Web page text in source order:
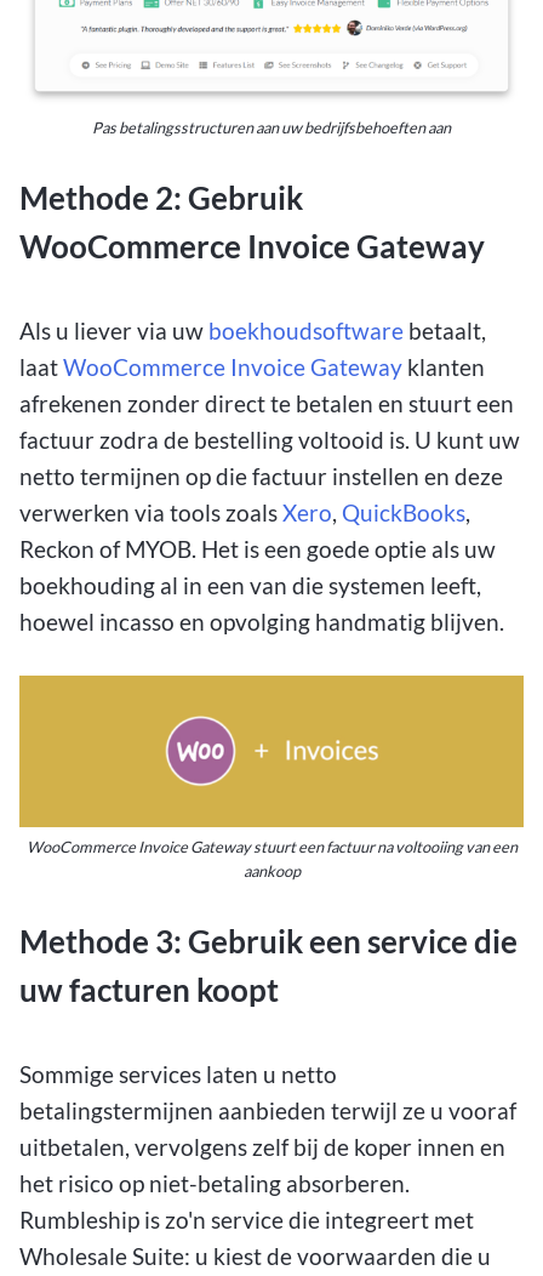
Pas betalingsstructuren aan uw bedrijfsbehoeften aan
Methode 2: Gebruik
WooCommerce Invoice Gateway
Als u liever via uw boekhoudsoftware betaalt,
laatWooCommerce Invoice Gateway klanten
afrekenen zonder direct te betalen en stuurt een
factuur zodra de bestelling voltooid is. U kunt uw
netto termijnen op die factuur instellen en deze
verwerken via tools zoalsXero, QuickBooks,
Reckon of MYOB. Het is een goede optie als uw
boekhouding al in een van die systemen leeft,
hoewel incasso en opvolging handmatig blijven.
WooCommerce Invoice Gateway stuurt een factuur na voltooiing van een
aankoop
Methode 3: Gebruik een service die
uw facturen koopt
Sommige services laten u netto
betalingstermijnen aanbieden terwijl ze u vooraf
uitbetalen, vervolgens zelf bij de koper innen en
het risico op niet-betaling absorberen.
Rumbleship is zo'n service die integreert met
Wholesale Suite: u kiest de voorwaarden die u